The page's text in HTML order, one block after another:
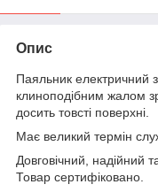
Опис
Паяльник електричний
клиноподібним жалом
досить товсті поверхні.
Має великий термін
Довговічний, надійний
Товар сертифіковано.